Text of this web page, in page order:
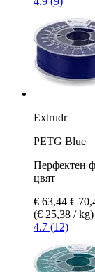
Extrudr
PETG Blue
Перфектен
цвят
€ 63,44 €
(€ 25,38 / kg)
4.7 (12)